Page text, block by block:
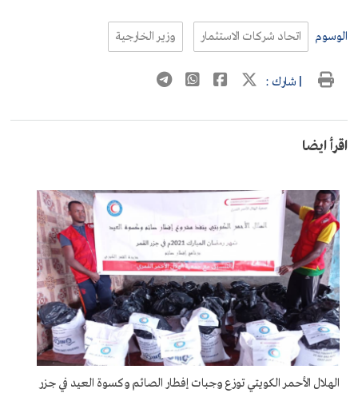
الوسوم اتحاد شركات الاستثمار وزير الخارجية
| شارك :
اقرأ ايضا
الهلال الأحمر الكويتي توزع وجبات إفطار الصائم وكسوة العيد في جزر